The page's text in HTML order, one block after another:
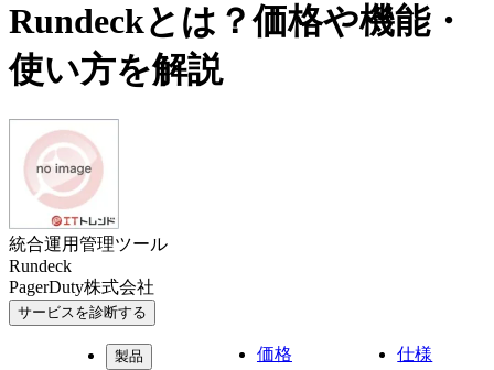
Rundeckとは？価格や機能・
使い方を解説
統合運用管理ツール
Rundeck
PagerDuty株式会社
サービスを診断する
製品 価格 仕様